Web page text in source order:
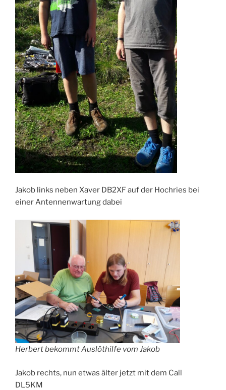
Jakob links neben Xaver DB2XF auf der Hochries bei
einer Antennenwartung dabei
Herbert bekommt Auslöthilfe vom Jakob
Jakob rechts, nun etwas älter jetzt mit dem Call
DL5KM